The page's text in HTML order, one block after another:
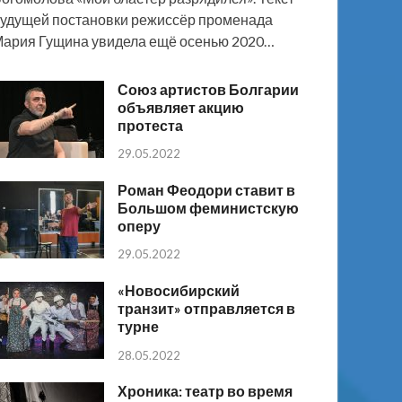
постановки режиссёр променада
Гущина увидела ещё осенью 2020…
Союз артистов Болгарии
объявляет акцию
протеста
29.05.2022
Роман Феодори ставит в
Большом феминистскую
оперу
29.05.2022
«Новосибирский
транзит» отправляется в
турне
28.05.2022
Хроника: театр во время